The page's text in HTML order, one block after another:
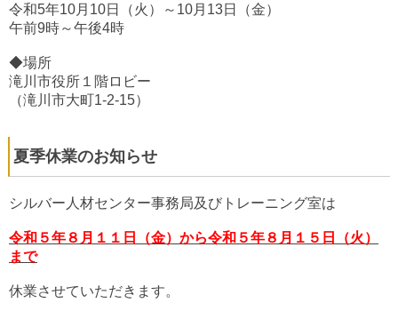
令和5年10月10日（火）～10月13日（金）
午前9時～午後4時
◆場所
滝川市役所１階ロビー
（滝川市大町1-2-15）
夏季休業のお知らせ
シルバー人材センター事務局及びトレーニング室は
令和５年８月１１日（金）から令和５年８月１５日（火）
まで
休業させていただきます。